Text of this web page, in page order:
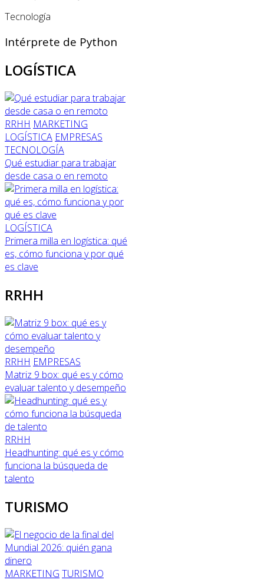
Tecnología
Intérprete de Python
LOGÍSTICA
RRHH MARKETING
LOGÍSTICA EMPRESAS
TECNOLOGÍA
Qué estudiar para trabajar
desde casa o en remoto
LOGÍSTICA
Primera milla en logística: qué
es, cómo funciona y por qué
es clave
RRHH
RRHH EMPRESAS
Matriz 9 box: qué es y cómo
evaluar talento y desempeño
RRHH
Headhunting: qué es y cómo
funciona la búsqueda de
talento
TURISMO
MARKETING TURISMO